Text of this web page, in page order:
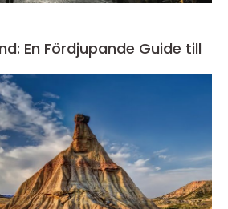
En Fördjupande Guide till